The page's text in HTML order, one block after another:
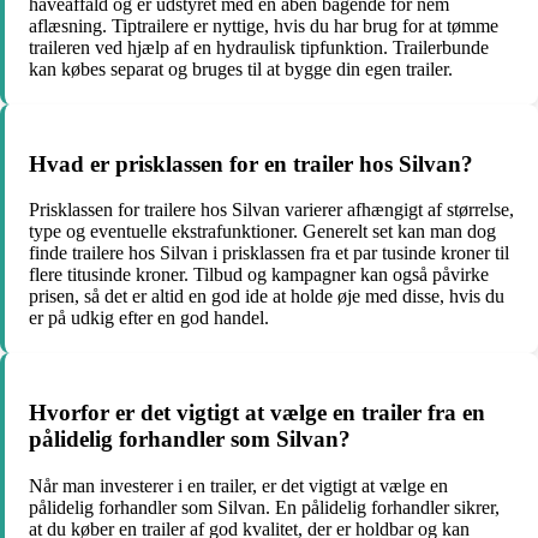
haveaffald og er udstyret med en åben bagende for nem
aflæsning. Tiptrailere er nyttige, hvis du har brug for at tømme
traileren ved hjælp af en hydraulisk tipfunktion. Trailerbunde
kan købes separat og bruges til at bygge din egen trailer.
Hvad er prisklassen for en trailer hos Silvan?
Prisklassen for trailere hos Silvan varierer afhængigt af størrelse,
type og eventuelle ekstrafunktioner. Generelt set kan man dog
finde trailere hos Silvan i prisklassen fra et par tusinde kroner til
flere titusinde kroner. Tilbud og kampagner kan også påvirke
prisen, så det er altid en god ide at holde øje med disse, hvis du
er på udkig efter en god handel.
Hvorfor er det vigtigt at vælge en trailer fra en
pålidelig forhandler som Silvan?
Når man investerer i en trailer, er det vigtigt at vælge en
pålidelig forhandler som Silvan. En pålidelig forhandler sikrer,
at du køber en trailer af god kvalitet, der er holdbar og kan